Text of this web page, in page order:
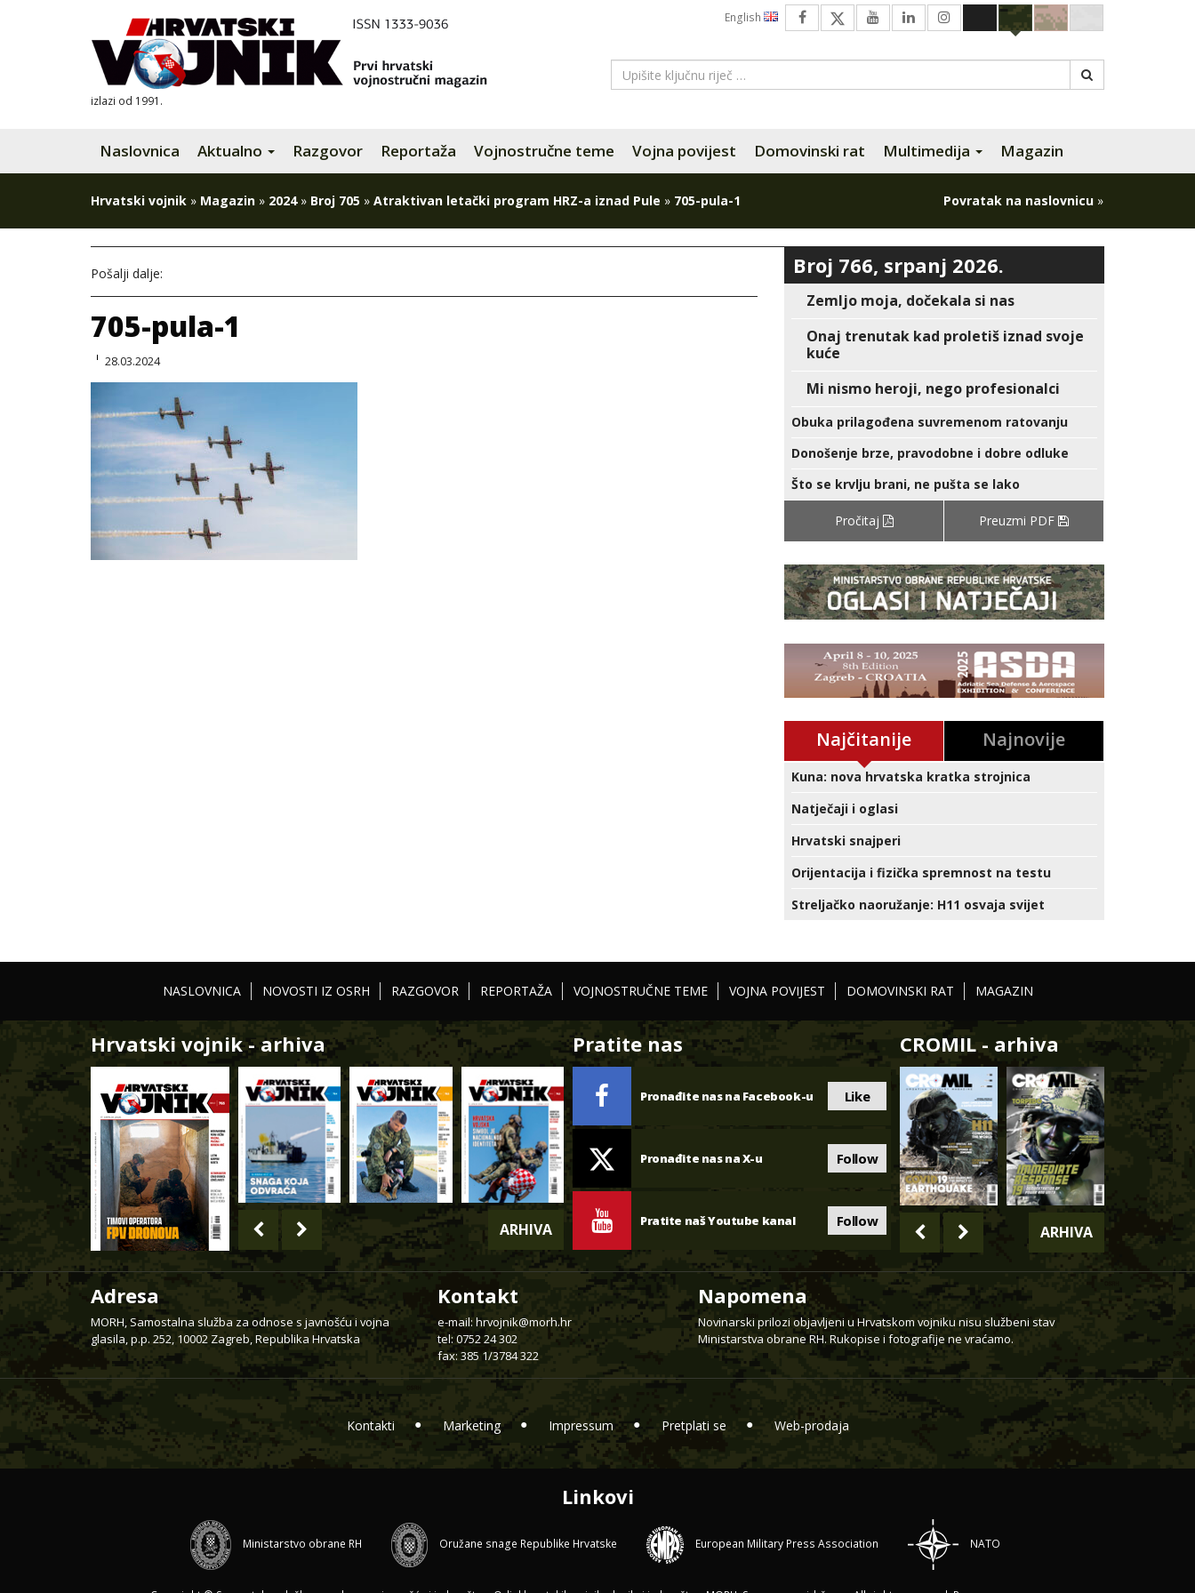
izlazi od 1991.
English
Naslovnica Aktualno Razgovor Reportaža Vojnostručne teme Vojna povijest Domovinski rat Multimedija Magazin
Hrvatski vojnik » Magazin » 2024» Broj 705 » Atraktivan letački program HRZ-a iznad Pule » 705-pula-1 Povratak na naslovnicu »
Pošalji dalje:
705-pula-1
28.03.2024
Broj 766, srpanj 2026.
Zemljo moja, dočekala si nas
Onaj trenutak kad proletiš iznad svoje
kuće
Mi nismo heroji, nego profesionalci
Obuka prilagođena suvremenom ratovanju
Donošenje brze, pravodobne i dobre odluke
Što se krvlju brani, ne pušta se lako
Pročitaj Preuzmi PDF
Najčitanije Najnovije
Kuna: nova hrvatska kratka strojnica
Natječaji i oglasi
Hrvatski snajperi
Orijentacija i fizička spremnost na testu
Streljačko naoružanje: H11 osvaja svijet
NASLOVNICA NOVOSTI IZ OSRH RAZGOVOR REPORTAŽA VOJNOSTRUČNE TEME VOJNA POVIJEST DOMOVINSKI RAT MAGAZIN
Hrvatski vojnik - arhiva
ARHIVA
Pratite nas
Pronađite nas na Facebook-u Like
Pronađite nas na X-u Follow
Pratite naš Youtube kanal Follow
CROMIL - arhiva
ARHIVA
Adresa
MORH, Samostalna služba za odnose s javnošću i vojna
glasila, p.p. 252, 10002 Zagreb, Republika Hrvatska
Kontakt
e-mail: hrvojnik@morh.hr
tel: 0752 24 302
fax: 385 1/3784 322
Napomena
Novinarski prilozi objavljeni u Hrvatskom vojniku nisu službeni stav
Ministarstva obrane RH. Rukopise i fotografije ne vraćamo.
Kontakti Marketing Impressum Pretplati se Web-prodaja
Linkovi
Ministarstvo obrane RH Oružane snage Republike Hrvatske European Military Press Association NATO